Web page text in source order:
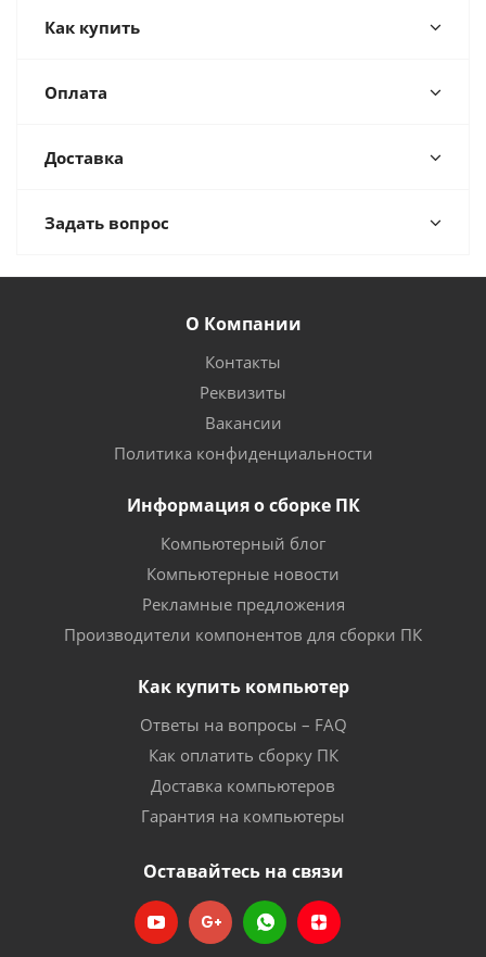
Как купить
Оплата
Доставка
Задать вопрос
О Компании
Контакты
Реквизиты
Вакансии
Политика конфиденциальности
Информация о сборке ПК
Компьютерный блог
Компьютерные новости
Рекламные предложения
Производители компонентов для сборки ПК
Как купить компьютер
Ответы на вопросы – FAQ
Как оплатить сборку ПК
Доставка компьютеров
Гарантия на компьютеры
Оставайтесь на связи